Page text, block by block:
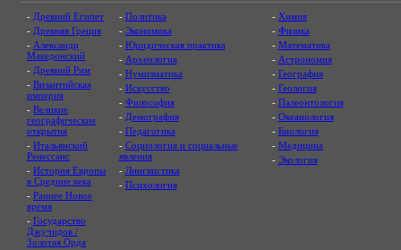
- Древний Египет
- Древняя Греция
- Александр
Македонский
- Древний Рим
- Византийская
империя
- Великие
географические
открытия
- Итальянский
Ренессанс
- История Европы
в Средние века
- Раннее Новое
время
- Государство
Джучидов /
Золотая Орда
- Политика
- Экономика
- Юридическая практика
- Археология
- Нумизматика
- Искусство
- Философия
- Демография
- Педагогика
- Социология и социальные
явления
- Лингвистика
- Психология
- Химия
- Физика
- Математика
- Астрономия
- География
- Геология
- Палеонтология
- Океанология
- Биология
- Медицина
- Экология